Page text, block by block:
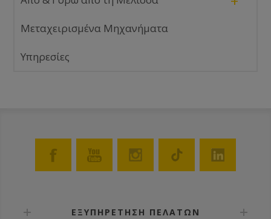
Μεταχειρισμένα Μηχανήματα
Υπηρεσίες
ΕΞΥΠΗΡΕΤΗΣΗ ΠΕΛΑΤΩΝ